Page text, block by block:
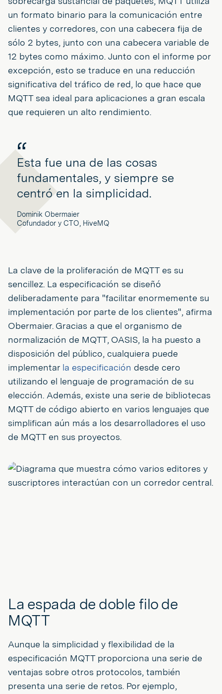
un formato binario para la comunicación entre
clientes y corredores, con una cabecera fija de
sólo 2 bytes, junto con una cabecera variable de
12 bytes como máximo. Junto con el informe por
excepción, esto se traduce en una reducción
significativa del tráfico de red, lo que hace que
MQTT sea ideal para aplicaciones a gran escala
que requieren un alto rendimiento.
Esta fue una de las cosas
fundamentales, y siempre se
centró en la simplicidad.
Dominik Obermaier
Cofundador y CTO, HiveMQ
La clave de la proliferación de MQTT es su
sencillez. La especificación se diseñó
deliberadamente para "facilitar enormemente su
implementación por parte de los clientes", afirma
Obermaier. Gracias a que el organismo de
normalización de MQTT, OASIS, la ha puesto a
disposición del público, cualquiera puede
implementar la especificación desde cero
utilizando el lenguaje de programación de su
elección. Además, existe una serie de bibliotecas
MQTT de código abierto en varios lenguajes que
simplifican aún más a los desarrolladores el uso
de MQTT en sus proyectos.
La espada de doble filo de
MQTT
Aunque la simplicidad y flexibilidad de la
especificación MQTT proporciona una serie de
ventajas sobre otros protocolos, también
presenta una serie de retos. Por ejemplo,